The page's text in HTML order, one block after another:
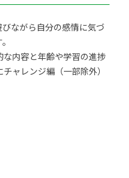
ながら自分の感情に気づ
内容と年齢や学習の進捗
ャレンジ編（一部除外）